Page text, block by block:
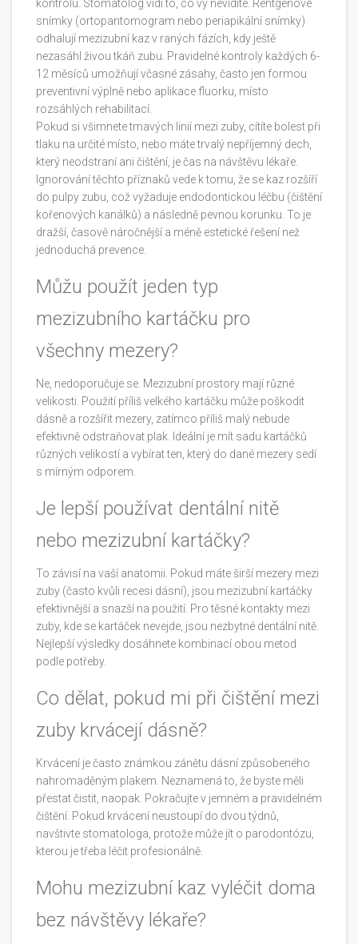
kontrolu. Stomatolog vidí to, co vy nevidíte. Rentgenové
snímky (ortopantomogram nebo periapikální snímky)
odhalují mezizubní kaz v raných fázích, kdy ještě
nezasáhl živou tkáň zubu. Pravidelné kontroly každých 6-
12 měsíců umožňují včasné zásahy, často jen formou
preventivní výplně nebo aplikace fluorku, místo
rozsáhlých rehabilitací.
Pokud si všimnete tmavých linií mezi zuby, cítíte bolest při
tlaku na určité místo, nebo máte trvalý nepříjemný dech,
který neodstraní ani čištění, je čas na návštěvu lékaře.
Ignorování těchto příznaků vede k tomu, že se kaz rozšíří
do pulpy zubu, což vyžaduje endodontickou léčbu (čištění
kořenových kanálků) a následně pevnou korunku. To je
dražší, časově náročnější a méně estetické řešení než
jednoduchá prevence.
Můžu použít jeden typ
mezizubního kartáčku pro
všechny mezery?
Ne, nedoporučuje se. Mezizubní prostory mají různé
velikosti. Použití příliš velkého kartáčku může poškodit
dásně a rozšířit mezery, zatímco příliš malý nebude
efektivně odstraňovat plak. Ideální je mít sadu kartáčků
různých velikostí a vybírat ten, který do dané mezery sedí
s mírným odporem.
Je lepší používat dentální nitě
nebo mezizubní kartáčky?
To závisí na vaší anatomii. Pokud máte širší mezery mezi
zuby (často kvůli recesi dásní), jsou mezizubní kartáčky
efektivnější a snazší na použití. Pro těsné kontakty mezi
zuby, kde se kartáček nevejde, jsou nezbytné dentální nitě.
Nejlepší výsledky dosáhnete kombinací obou metod
podle potřeby.
Co dělat, pokud mi při čištění mezi
zuby krvácejí dásně?
Krvácení je často známkou zánětu dásní způsobeného
nahromaděným plakem. Neznamená to, že byste měli
přestat čistit, naopak. Pokračujte v jemném a pravidelném
čištění. Pokud krvácení neustoupí do dvou týdnů,
navštivte stomatologa, protože může jít o parodontózu,
kterou je třeba léčit profesionálně.
Mohu mezizubní kaz vyléčit doma
bez návštěvy lékaře?